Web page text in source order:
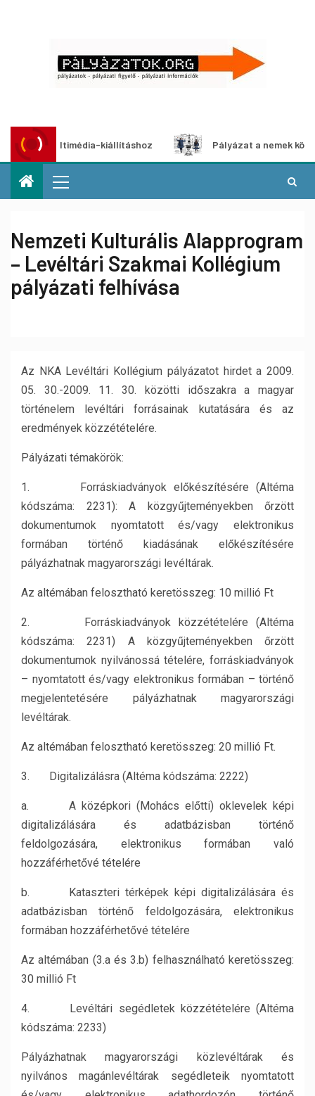
multimédia-kiállításhoz Pályázat a nemek közötti
Nemzeti Kulturális Alapprogram
– Levéltári Szakmai Kollégium
pályázati felhívása
Az NKA Levéltári Kollégium pályázatot hirdet a 2009.
05. 30.-2009. 11. 30. közötti időszakra a magyar
történelem levéltári forrásainak kutatására és az
eredmények közzétételére.
Pályázati témakörök:
1. Forráskiadványok előkészítésére (Altéma
kódszáma: 2231): A közgyűjteményekben őrzött
dokumentumok nyomtatott és/vagy elektronikus
formában történő kiadásának előkészítésére
pályázhatnak magyarországi levéltárak.
Az altémában felosztható keretösszeg: 10 millió Ft
2. Forráskiadványok közzétételére (Altéma
kódszáma: 2231) A közgyűjteményekben őrzött
dokumentumok nyilvánossá tételére, forráskiadványok
– nyomtatott és/vagy elektronikus formában – történő
megjelentetésére pályázhatnak magyarországi
levéltárak.
Az altémában felosztható keretösszeg: 20 millió Ft.
3. Digitalizálásra (Altéma kódszáma: 2222)
a. A középkori (Mohács előtti) oklevelek képi
digitalizálására és adatbázisban történő
feldolgozására, elektronikus formában való
hozzáférhetővé tételére
b. Kataszteri térképek képi digitalizálására és
adatbázisban történő feldolgozására, elektronikus
formában hozzáférhetővé tételére
Az altémában (3.a és 3.b) felhasználható keretösszeg:
30 millió Ft
4. Levéltári segédletek közzétételére (Altéma
kódszáma: 2233)
Pályázhatnak magyarországi közlevéltárak és
nyilvános magánlevéltárak segédleteik nyomtatott